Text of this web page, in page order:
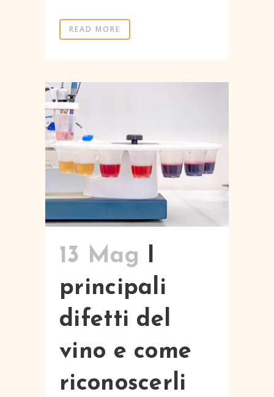
READ MORE
13 Mag I
principali
difetti del
vino e come
riconoscerli